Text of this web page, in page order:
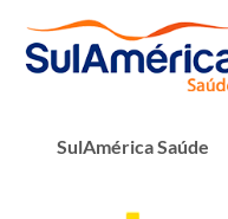
SulAmérica Saúde